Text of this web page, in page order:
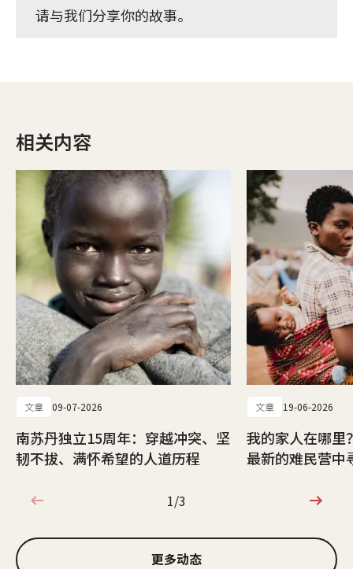
请与我们分享你的故事。
相关内容
文章 09-07-2026
南苏丹独立15周年：穿越冲突、坚
韧不拔、满怀希望的人道历程
文章 19-06-2026
我的家人在哪里
最新的难民营中
1/3
1/3
更多动态